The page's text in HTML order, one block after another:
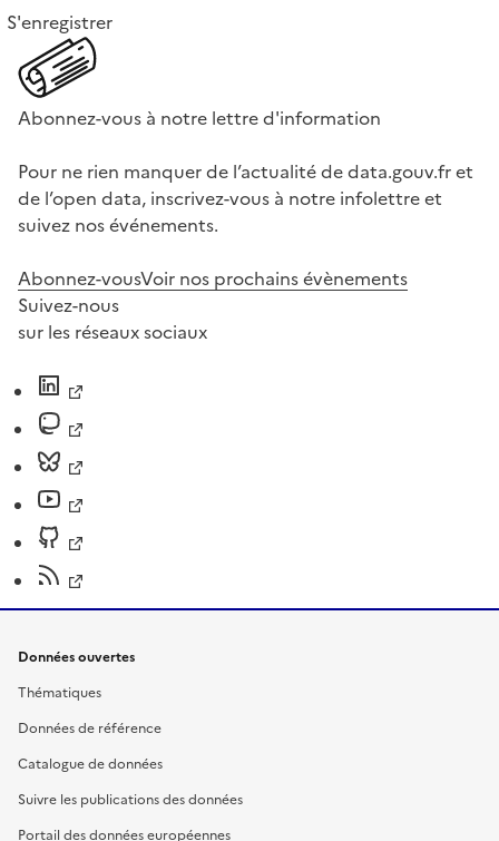
S'enregistrer
Abonnez-vous à notre lettre d'information
Pour ne rien manquer de l’actualité de data.gouv.fr et
de l’open data, inscrivez-vous à notre infolettre et
suivez nos événements.
Abonnez-vousVoir nos prochains évènements
Suivez-nous
sur les réseaux sociaux
Données ouvertes
Thématiques
Données de référence
Catalogue de données
Suivre les publications des données
Portail des données européennes